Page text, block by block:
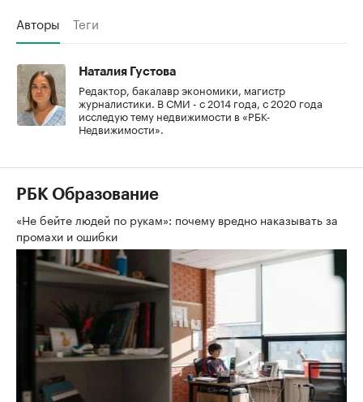
Авторы Теги
Наталия Густова
Редактор, бакалавр экономики, магистр
журналистики. В СМИ - с 2014 года, с 2020 года
исследую тему недвижимости в «РБК-
Недвижимости».
РБК Образование
«Не бейте людей по рукам»: почему вредно наказывать за
промахи и ошибки